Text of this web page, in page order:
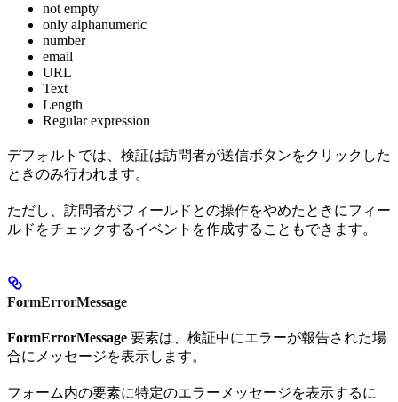
not empty
only alphanumeric
number
email
URL
Text
Length
Regular expression
デフォルトでは、検証は訪問者が送信ボタンをクリックした
ときのみ行われます。
ただし、訪問者がフィールドとの操作をやめたときにフィー
ルドをチェックするイベントを作成することもできます。
FormErrorMessage
FormErrorMessage 要素は、検証中にエラーが報告された場
合にメッセージを表示します。
フォーム内の要素に特定のエラーメッセージを表示するに